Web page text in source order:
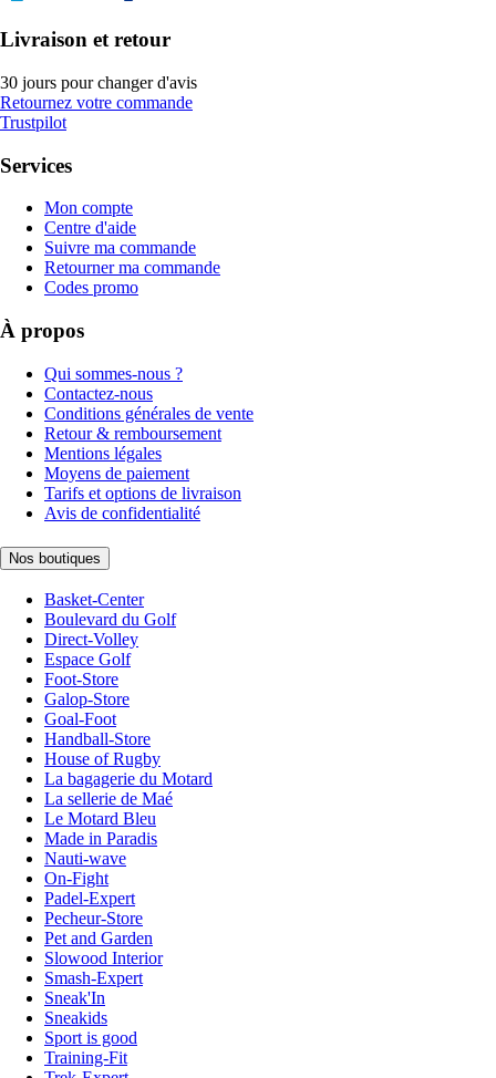
Livraison et retour
30 jours pour changer d'avis
Retournez votre commande
Trustpilot
Services
Mon compte
Centre d'aide
Suivre ma commande
Retourner ma commande
Codes promo
À propos
Qui sommes-nous ?
Contactez-nous
Conditions générales de vente
Retour & remboursement
Mentions légales
Moyens de paiement
Tarifs et options de livraison
Avis de confidentialité
Nos boutiques
Basket-Center
Boulevard du Golf
Direct-Volley
Espace Golf
Foot-Store
Galop-Store
Goal-Foot
Handball-Store
House of Rugby
La bagagerie du Motard
La sellerie de Maé
Le Motard Bleu
Made in Paradis
Nauti-wave
On-Fight
Padel-Expert
Pecheur-Store
Pet and Garden
Slowood Interior
Smash-Expert
Sneak'In
Sneakids
Sport is good
Training-Fit